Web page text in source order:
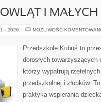
I MAŁYCH
- 2026 MOŻLIWOŚĆ
Przedszkole Kubuś to
dorosłych
którzy wypatrują
przedszkolnej i żłobków.
praktyka wspierania